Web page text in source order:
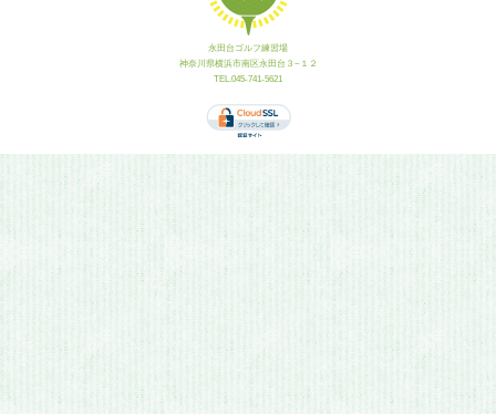
永田台ゴルフ練習場
神奈川県横浜市南区永田台３−１２
TEL.045-741-5621